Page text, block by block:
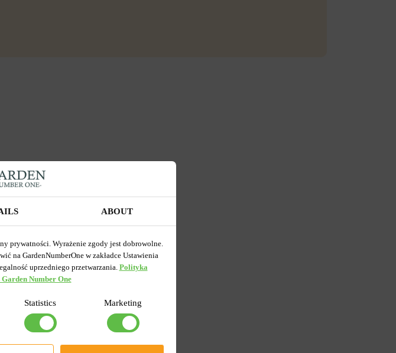
ABOUT
prywatności. Wyrażenie zgody jest dobrowolne.
na GardenNumberOne w zakładce Ustawienia
uprzedniego przetwarzania. Polityka
Number One
Statistics Marketing